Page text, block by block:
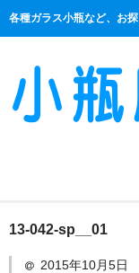
各種ガラス小瓶など、お
商品一覧
絞り口
13-042-sp__01
2015年10月5日